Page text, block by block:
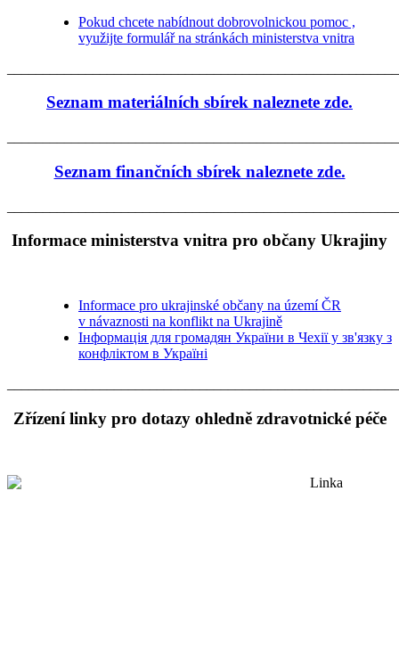
Pokud chcete nabídnout dobrovolnickou pomoc ,
využijte formulář na stránkách ministerstva vnitra
Seznam materiálních sbírek naleznete zde.
Seznam finančních sbírek naleznete zde.
Informace ministerstva vnitra pro občany Ukrajiny
Informace pro ukrajinské občany na území ČR
v návaznosti na konflikt na Ukrajině
Інформація для громадян України в Чехії у зв'язку з
конфліктом в Україні
Zřízení linky pro dotazy ohledně zdravotnické péče